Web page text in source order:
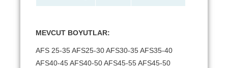
MEVCUT BOYUTLAR:
AFS 25-35 AFS25-30 AFS30-35 AFS35-40
AFS40-45 AFS40-50 AFS45-55 AFS45-50